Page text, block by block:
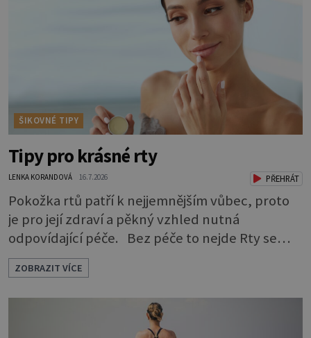
mohou mít v nepořádku zažívání.
ŠIKOVNÉ TIPY
Tipy pro krásné rty
LENKA KORANDOVÁ 16.7.2026 PŘEHRÁT
Pokožka rtů patří k nejjemnějším vůbec, proto
je pro její zdraví a pěkný vzhled nutná
odpovídající péče. Bez péče to nejde Rty se
neliší jen barvou, ale také mnohem tenčí
povrchovou vrstvou než ostatní pleť a pokožka.
Nezvláčňují je žádné mazové žlázy, proto jsou
rty mnohem choulostivější a náchylné k
vysychání a praskání. Balzám na rty je proto
ZOBRAZIT VÍCE